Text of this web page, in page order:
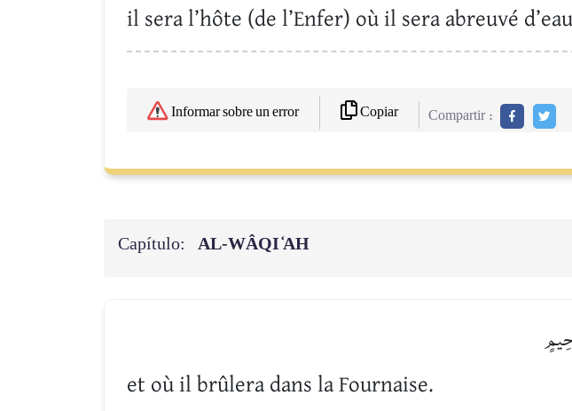
il sera l’hôte (de l’Enfer) où il sera abreuvé
Informar sobre un error Copiar Compartir :
Capítulo: AL-WÂQI ̒AH
et où il brûlera dans la Fournaise.